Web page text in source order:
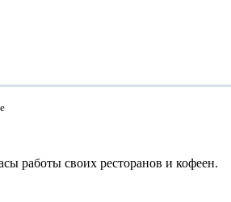
работы своих ресторанов и кофеен.